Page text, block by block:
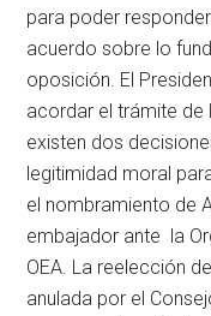
para poder
acuerdo sobre lo
oposición. El
acordar el trámite
existen dos
legitimidad moral
el nombramiento de
embajador ante la
OEA. La reelección
anulada por el